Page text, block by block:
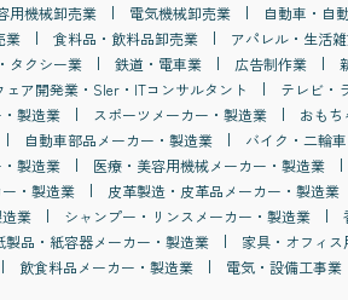
用機械卸売業 電気機械卸売業 自動車・自
業 食料品・飲料品卸売業 アパレル・生活
タクシー業 鉄道・電車業 広告制作業
ア開発業・SIer・ITコンサルタント テレビ・
製造業 スポーツメーカー・製造業 おもち
自動車部品メーカー・製造業 バイク・二輪
製造業 医療・美容用機械メーカー・製造業
・製造業 皮革製造・皮革品メーカー・製造業
業 シャンプー・リンスメーカー・製造業
製品・紙容器メーカー・製造業 家具・オフィ
飲食料品メーカー・製造業 電気・設備工事業